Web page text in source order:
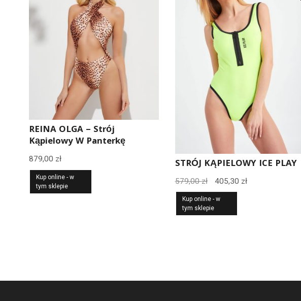
REINA OLGA – Strój
Kąpielowy W Panterkę
879,00 zł
Kup online - w
tym sklepie
STRÓJ KĄPIELOWY ICE PLAY
579,00zł
Pierwotna
cena
wynosiła:
405,30 złAktualna
Kup online - w
tym sklepie